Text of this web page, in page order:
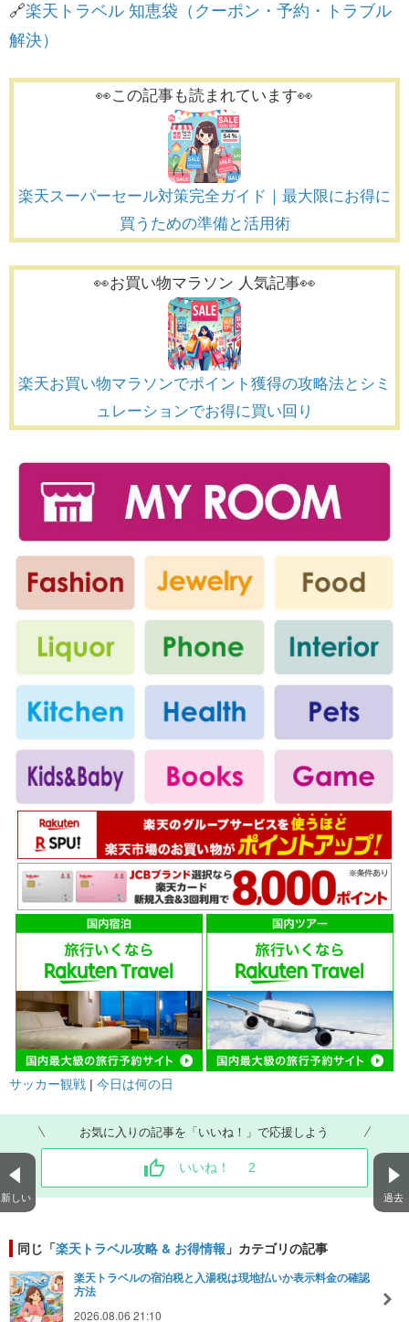
🔗​楽天トラベル 知恵袋（クーポン・予約・トラブル
解決）​
👀この記事も読まれています👀
楽天スーパーセール対策完全ガイド｜最大限にお得に
買うための準備と活用術
👀お買い物マラソン 人気記事👀
楽天お買い物マラソンでポイント獲得の攻略法とシミ
ュレーションでお得に買い回り
サッカー観戦 | 今日は何の日
お気に入りの記事を「いいね！」で応援しよう
いいね！ 2
新しい 過去
同じ「楽天トラベル攻略 & お得情報 」カテゴリの記事
楽天トラベルの宿泊税と入湯税は現地払いか表示料金の確認
方法
2026.08.06 21:10